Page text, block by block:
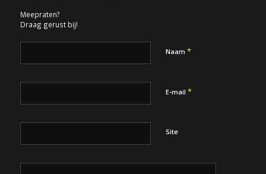
Meepraten?
Draag gerust bij!
Naam *
E-mail *
Site